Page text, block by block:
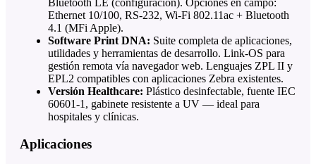
Bluetooth LE (configuración). Opciones en campo:
Ethernet 10/100, RS-232, Wi-Fi 802.11ac + Bluetooth
4.1 (MFi Apple).
Software Print DNA: Suite completa de aplicaciones,
utilidades y herramientas de desarrollo. Link-OS para
gestión remota vía navegador web. Lenguajes ZPL II y
EPL2 compatibles con aplicaciones Zebra existentes.
Versión Healthcare: Plástico desinfectable, fuente IEC
60601-1, gabinete resistente a UV — ideal para
hospitales y clínicas.
Aplicaciones